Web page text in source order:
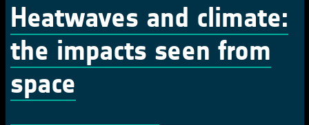
Heatwaves and climate:
the impacts seen from
space